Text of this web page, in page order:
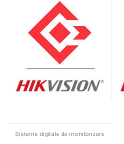
Sisteme digitale de monitorizare
video